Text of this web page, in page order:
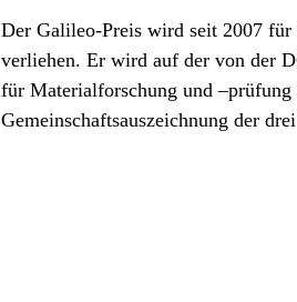
Der Galileo-Preis wird seit 2007 für
verliehen. Er wird auf der von der
für Materialforschung und
Gemeinschaftsauszeichnung der